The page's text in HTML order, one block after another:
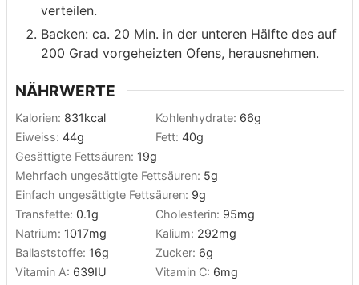
verteilen.
Backen: ca. 20 Min. in der unteren Hälfte des auf
200 Grad vorgeheizten Ofens, herausnehmen.
NÄHRWERTE
Kalorien: 831kcal Kohlenhydrate: 66g
Eiweiss: 44g Fett: 40g
Gesättigte Fettsäuren: 19g
Mehrfach ungesättigte Fettsäuren: 5g
Einfach ungesättigte Fettsäuren: 9g
Transfette: 0.1g Cholesterin: 95mg
Natrium: 1017mg Kalium: 292mg
Ballaststoffe: 16g Zucker: 6g
Vitamin A: 639IU Vitamin C: 6mg